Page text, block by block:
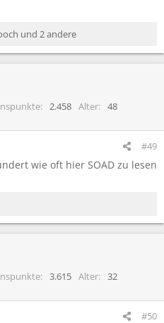
und 2 andere
2.458 Alter
48
#49
wie oft hier SOAD zu lesen
3.615 Alter
32
#50